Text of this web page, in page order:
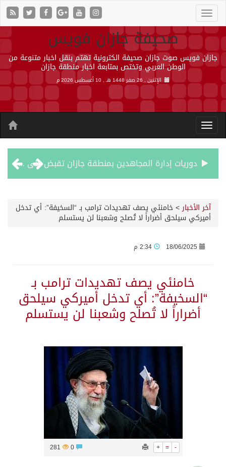
صحيفة جازان فويس
جازان فويس صوت جازان صحيفة الكترونية تهتم بنقل اخبار متنوعة من
الوطن العربي وتختص بمتابعة اخبار منطقة جازان
الإثنين , 26 صفر 1448 هـ , 10 أغسطس 2026 م
دوريات إدارة المجاهدين بمنطقة جازان تقبض على مقيم لنقله مخالفين لنظام أمن الحدود
آخر الأخبار>خامنئي يصف تهديدات ترامب بـ “السخيفة”: أي تدخل
أميركي سيلحق أضراراً لا تُصلح وشعبنا لن يستسلم
18/06/2025
خامنئي يصف تهديدات ترامب بـ
“السخيفة”: أي تدخل أميركي سيلحق
أضراراً لا تُصلح وشعبنا لن يستسلم
+ = -
0
281